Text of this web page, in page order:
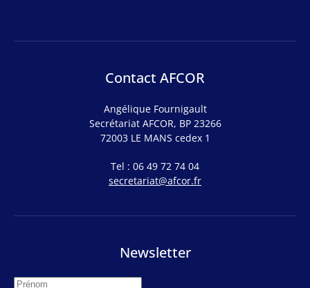
Contact AFCOR
Angélique Fournigault
Secrétariat AFCOR, BP 23266
72003 LE MANS cedex 1
Tel : 06 49 72 74 04
secretariat@afcor.fr
Newsletter